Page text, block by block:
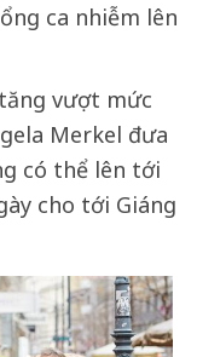
ca nhiễm lên
vượt mức
Merkel đưa
có thể lên tới
cho tới Giáng